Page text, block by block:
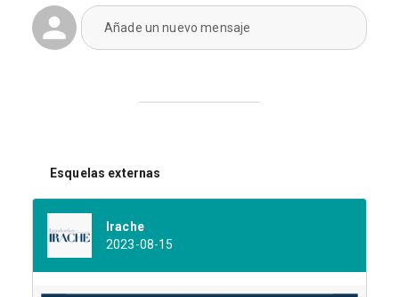
Añade un nuevo mensaje
Esquelas externas
Irache
2023-08-15